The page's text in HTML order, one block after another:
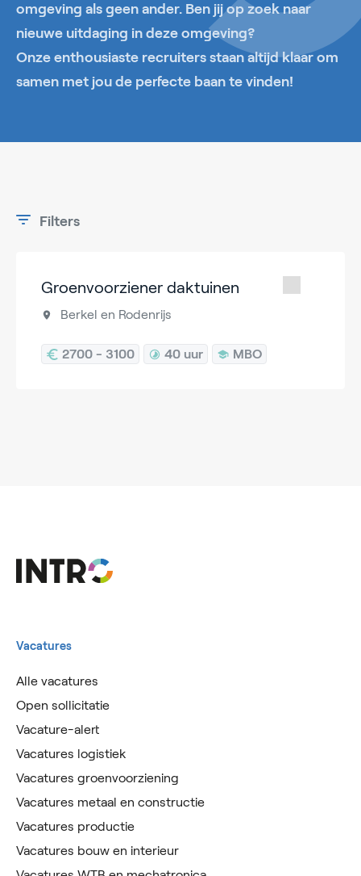
omgeving als geen ander. Ben jij op zoek naar
nieuwe uitdaging in deze omgeving?
Onze enthousiaste recruiters staan altijd klaar om
samen met jou de perfecte baan te vinden!
Filters
Groenvoorziener daktuinen
Berkel en Rodenrijs
2700 - 3100 40 uur MBO
Vacatures
Alle vacatures
Open sollicitatie
Vacature-alert
Vacatures logistiek
Vacatures groenvoorziening
Vacatures metaal en constructie
Vacatures productie
Vacatures bouw en interieur